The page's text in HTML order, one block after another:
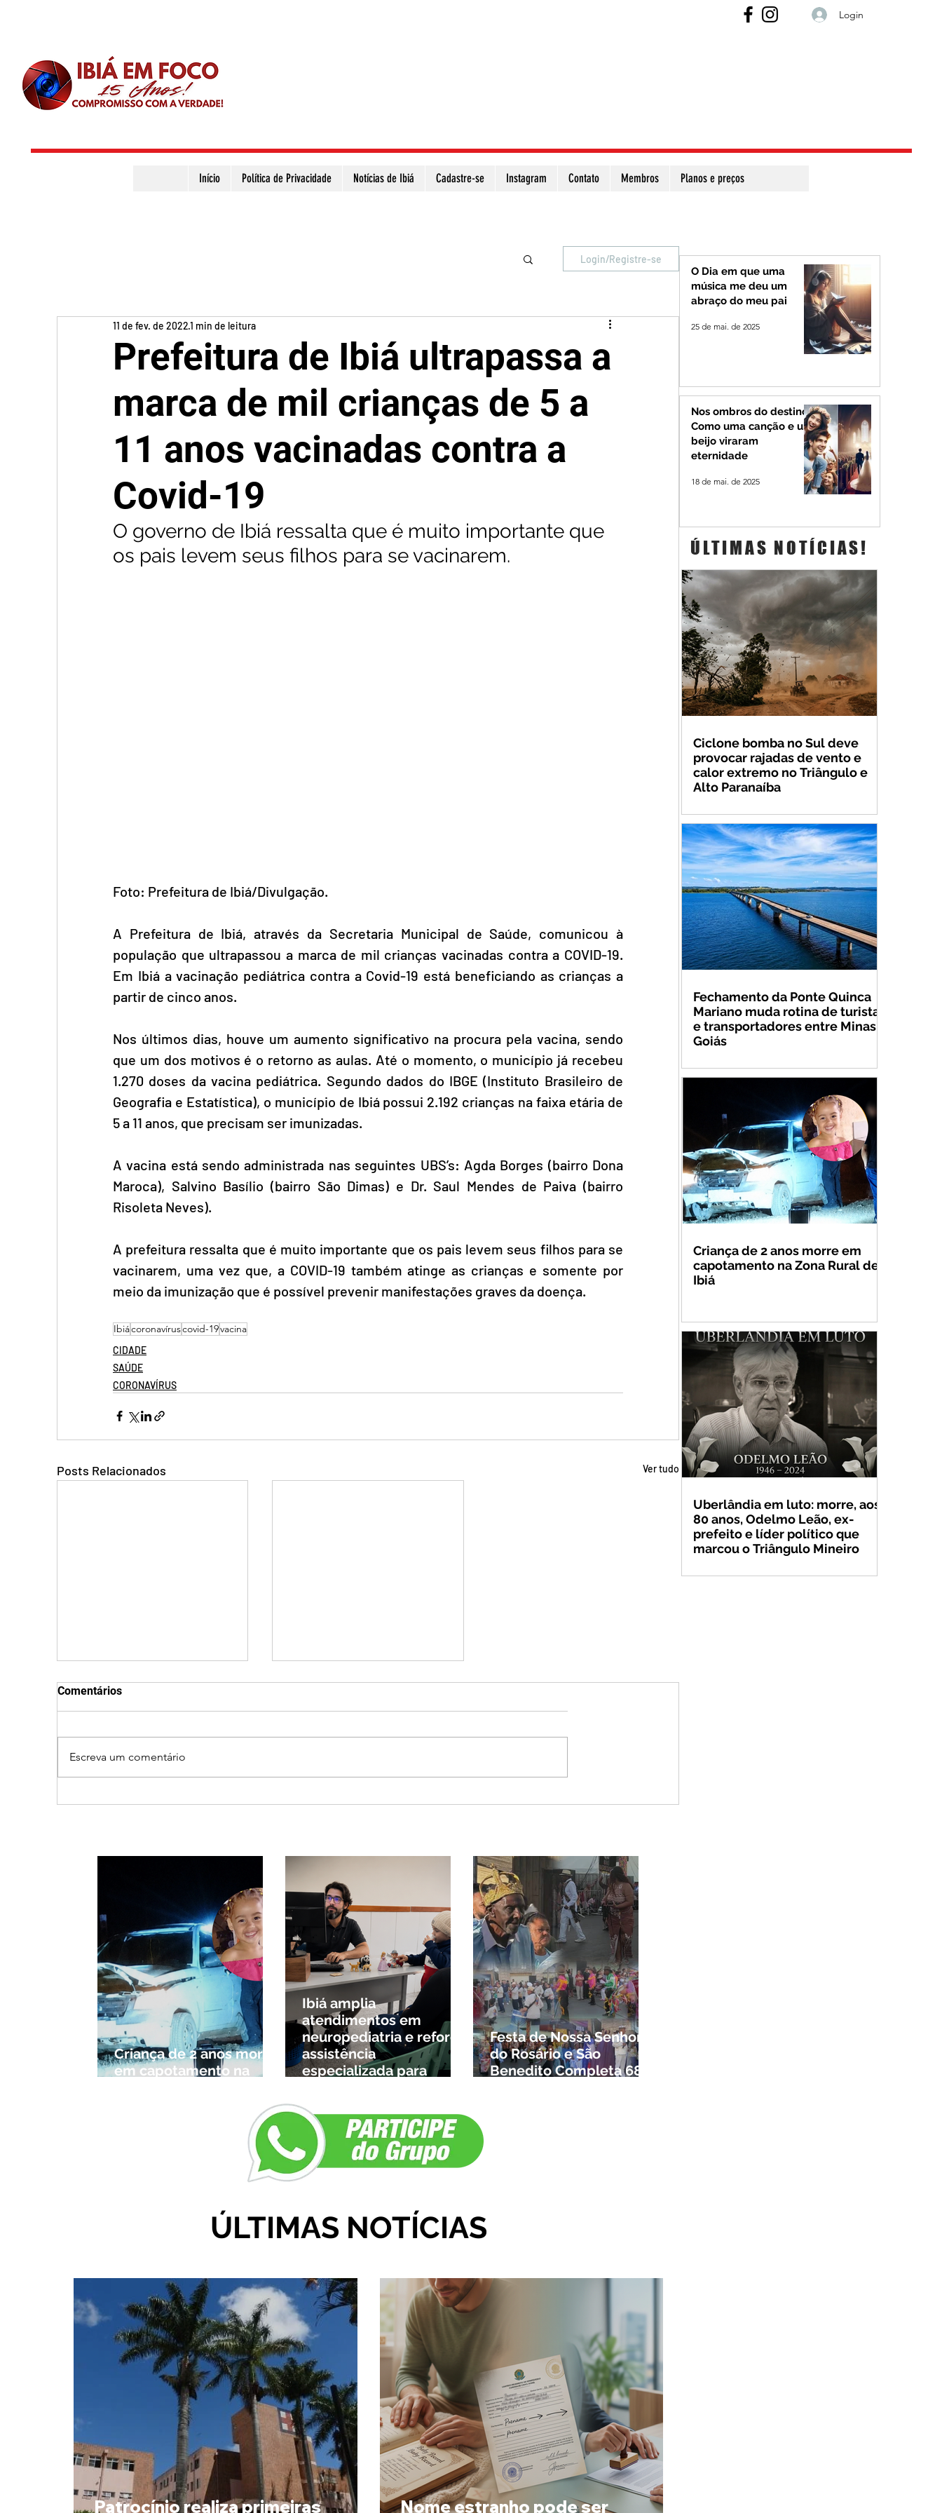
Login
Início Política de Privacidade Notícias de Ibiá Cadastre-se Instagram Contato Membros Planos e preços
Login/Registre-se
Prefeitura de Ibiá ultrapassa a
marca de mil crianças de 5 a
11 anos vacinadas contra a
Covid-19
11 de fev. de 20221 min de leitura
O governo de Ibiá ressalta que é muito importante que
os pais levem seus filhos para se vacinarem.
Foto: Prefeitura de Ibiá/Divulgação.
A Prefeitura de Ibiá, através da Secretaria Municipal de Saúde, comunicou à
população que ultrapassou a marca de mil crianças vacinadas contra a COVID-19.
Em Ibiá a vacinação pediátrica contra a Covid-19 está beneficiando as crianças a
partir de cinco anos.
Nos últimos dias, houve um aumento significativo na procura pela vacina, sendo
que um dos motivos é o retorno as aulas. Até o momento, o município já recebeu
1.270 doses da vacina pediátrica. Segundo dados do IBGE (Instituto Brasileiro de
Geografia e Estatística), o município de Ibiá possui 2.192 crianças na faixa etária de
5 a 11 anos, que precisam ser imunizadas.
A vacina está sendo administrada nas seguintes UBS’s: Agda Borges (bairro Dona
Maroca), Salvino Basílio (bairro São Dimas) e Dr. Saul Mendes de Paiva (bairro
Risoleta Neves).
A prefeitura ressalta que é muito importante que os pais levem seus filhos para se
vacinarem, uma vez que, a COVID-19 também atinge as crianças e somente por
meio da imunização que é possível prevenir manifestações graves da doença.
Ibiácoronavíruscovid-19vacina
CIDADE
SAÚDE
CORONAVÍRUS
Posts Relacionados Ver tudo
primeiras cirurgias de
provocar rajadas de vento
Comentários
Escreva um comentário
O Dia em que uma
música me deu um
abraço do meu pai
25 de mai. de 2025
Nos ombros do destino:
Como uma canção e um
beijo viraram
eternidade
18 de mai. de 2025
ÚLTIMAS NOTÍCIAS!
Ciclone bomba no Sul deve
provocar rajadas de vento e
calor extremo no Triângulo e
Alto Paranaíba
Fechamento da Ponte Quinca
Mariano muda rotina de turistas
e transportadores entre Minas e
Goiás
Criança de 2 anos morre em
capotamento na Zona Rural de
Ibiá
Uberlândia em luto: morre, aos
80 anos, Odelmo Leão, ex-
prefeito e líder político que
marcou o Triângulo Mineiro
Criança de 2 anos morre
em capotamento na
Ibiá amplia
atendimentos em
neuropediatria e reforça
assistência
especializada para
região
Festa de Nossa Senhora
do Rosário e São
Benedito Completa 68
ÚLTIMAS NOTÍCIAS
Patrocínio realiza primeiras Nome estranho pode ser